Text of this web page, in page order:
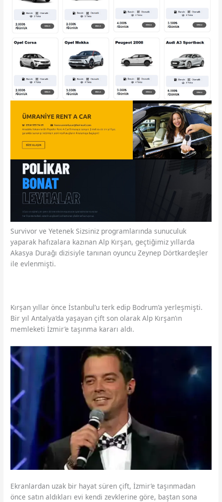
Survivor ve Yetenek Sizsiniz programlarında sunuculuk
yaparak hafızalara kazınan Alp Kırşan, geçtiğimiz yıllarda
Akasya Durağı dizisiyle tanınan oyuncu Zeynep Dörtkardeşler
ile evlenmişti.
Kırşan yıllar önce İstanbul’u terk edip Bodrum’a yerleşmişti.
Bir yıl Antalya’da yaşayan çift son olarak Alp Kırşan’ın
memleketi İzmir’e taşınma kararı aldı.
Ekranlardan uzak bir hayat süren çift, İzmir’e taşınmadan
önce satın aldıkları evi kendi zevklerine göre, baştan sona